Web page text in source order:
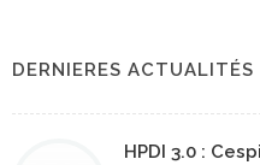
DERNIERES ACTUALITÉS
HPDI 3.0 :